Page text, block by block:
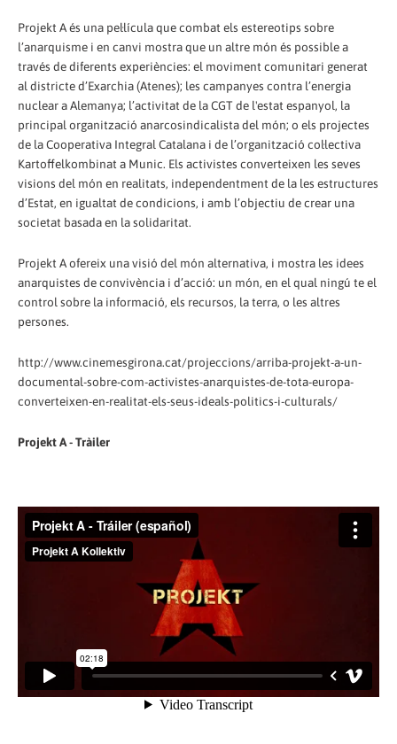
Projekt A és una pel·lícula que combat els estereotips sobre
l’anarquisme i en canvi mostra que un altre món és possible a
través de diferents experiències: el moviment comunitari generat
al districte d’Exarchia (Atenes); les campanyes contra l’energia
nuclear a Alemanya; l’activitat de la CGT de l'estat espanyol, la
principal organització anarcosindicalista del món; o els projectes
de la Cooperativa Integral Catalana i de l’organització col·lectiva
Kartoffelkombinat a Munic. Els activistes converteixen les seves
visions del món en realitats, independentment de la les estructures
d’Estat, en igualtat de condicions, i amb l’objectiu de crear una
societat basada en la solidaritat.
Projekt A ofereix una visió del món alternativa, i mostra les idees
anarquistes de convivència i d’acció: un món, en el qual ningú te el
control sobre la informació, els recursos, la terra, o les altres
persones.
http://www.cinemesgirona.cat/projeccions/arriba-projekt-a-un-
documental-sobre-com-activistes-anarquistes-de-tota-europa-
converteixen-en-realitat-els-seus-ideals-politics-i-culturals/
Projekt A - Tràiler